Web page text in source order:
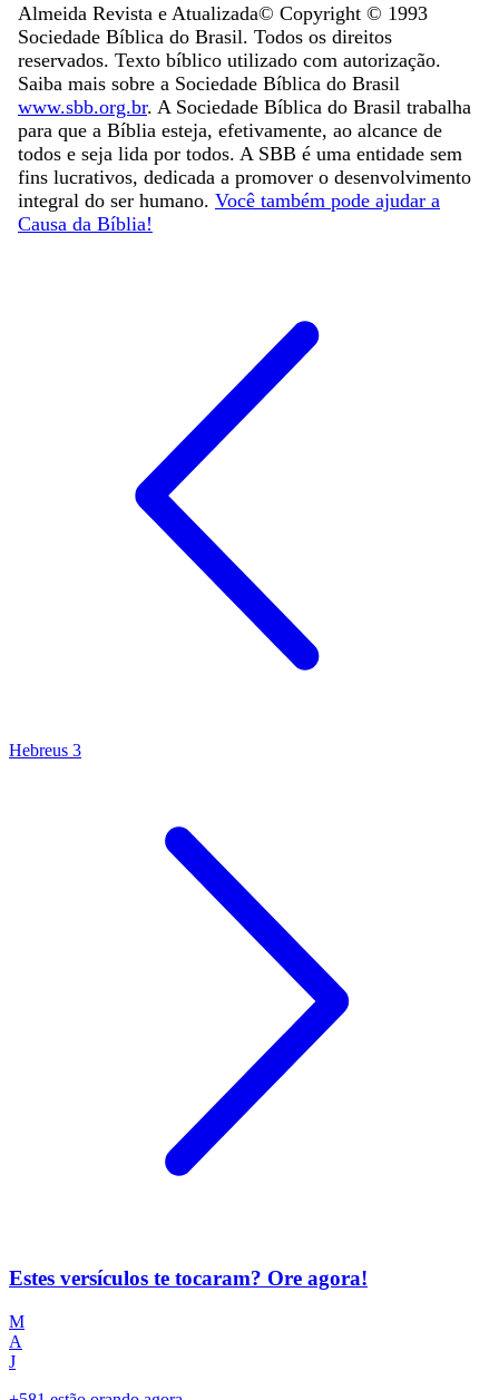
Almeida Revista e Atualizada© Copyright © 1993
Sociedade Bíblica do Brasil. Todos os direitos
reservados. Texto bíblico utilizado com autorização.
Saiba mais sobre a Sociedade Bíblica do Brasil
www.sbb.org.br. A Sociedade Bíblica do Brasil trabalha
para que a Bíblia esteja, efetivamente, ao alcance de
todos e seja lida por todos. A SBB é uma entidade sem
fins lucrativos, dedicada a promover o desenvolvimento
integral do ser humano. Você também pode ajudar a
Causa da Bíblia!
Hebreus 3
Estes versículos te tocaram? Ore agora!
M
A
J